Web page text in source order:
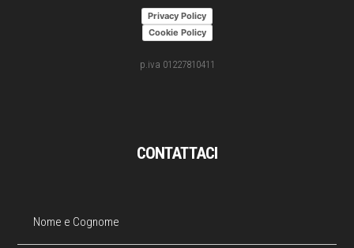
CONTATTACI
Privacy Policy
Cookie Policy
p.iva 01227810411